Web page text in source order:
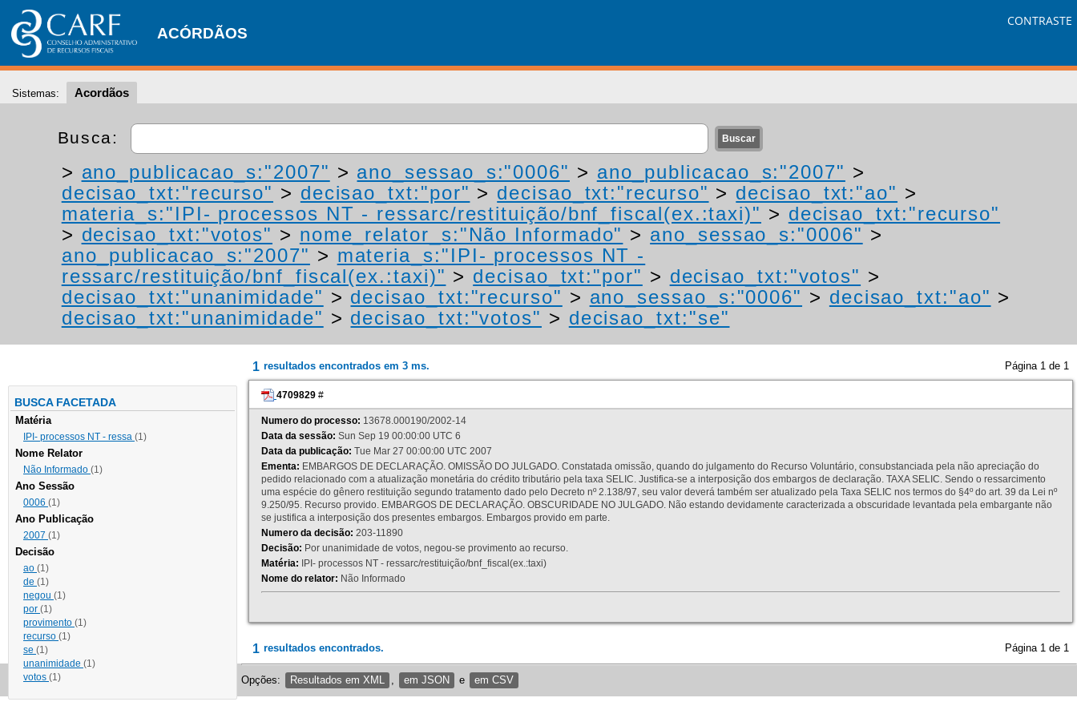
ACÓRDÃOS
CONTRASTE
Sistemas: Acordãos
Busca:
> ano_publicacao_s:"2007" > ano_sessao_s:"0006" > ano_publicacao_s:"2007" >
decisao_txt:"recurso" > decisao_txt:"por" > decisao_txt:"recurso" > decisao_txt:"ao" >
materia_s:"IPI- processos NT - ressarc/restituição/bnf_fiscal(ex.:taxi)" > decisao_txt:"recurso"
> decisao_txt:"votos" > nome_relator_s:"Não Informado" > ano_sessao_s:"0006" >
ano_publicacao_s:"2007" > materia_s:"IPI- processos NT -
ressarc/restituição/bnf_fiscal(ex.:taxi)" > decisao_txt:"por" > decisao_txt:"votos" >
decisao_txt:"unanimidade" > decisao_txt:"recurso" > ano_sessao_s:"0006" > decisao_txt:"ao" >
decisao_txt:"unanimidade" > decisao_txt:"votos" > decisao_txt:"se"
BUSCA FACETADA
Matéria
IPI- processos NT - ressa (1)
Nome Relator
Não Informado (1)
Ano Sessão
0006 (1)
Ano Publicação
2007 (1)
Decisão
ao (1)
de (1)
negou (1)
por (1)
provimento (1)
recurso (1)
se (1)
unanimidade (1)
votos (1)
1 resultados encontrados em 3 ms. Página 1 de 1
4709829 #
Numero do processo: 13678.000190/2002-14
Data da sessão: Sun Sep 19 00:00:00 UTC 6
Data da publicação: Tue Mar 27 00:00:00 UTC 2007
Ementa: EMBARGOS DE DECLARAÇÃO. OMISSÃO DO JULGADO. Constatada omissão, quando do julgamento do Recurso Voluntário, consubstanciada pela não apreciação do
pedido relacionado com a atualização monetária do crédito tributário pela taxa SELIC. Justifica-se a interposição dos embargos de declaração. TAXA SELIC. Sendo o ressarcimento
uma espécie do gênero restituição segundo tratamento dado pelo Decreto nº 2.138/97, seu valor deverá também ser atualizado pela Taxa SELIC nos termos do §4º do art. 39 da Lei nº
9.250/95. Recurso provido. EMBARGOS DE DECLARAÇÃO. OBSCURIDADE NO JULGADO. Não estando devidamente caracterizada a obscuridade levantada pela embargante não
se justifica a interposição dos presentes embargos. Embargos provido em parte.
Numero da decisão: 203-11890
Decisão: Por unanimidade de votos, negou-se provimento ao recurso.
Matéria: IPI- processos NT - ressarc/restituição/bnf_fiscal(ex.:taxi)
Nome do relator: Não Informado
1 resultados encontrados. Página 1 de 1
Opções: Resultados em XML em JSON e em CSV